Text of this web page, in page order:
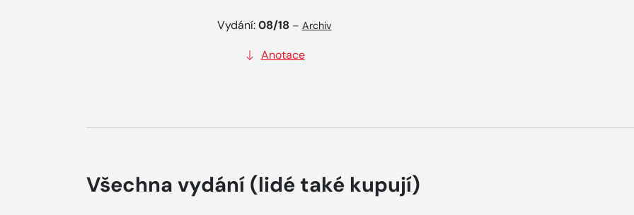
Vydání:08/18 – Archiv
Anotace
Všechna vydání (lidé také kupují)